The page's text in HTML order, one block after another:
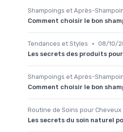
Shampoings et Après-
Comment choisir le bon
Tendances et Styles • 08/10/
Les secrets des produits
Shampoings et Après-
Comment choisir le bon
Routine de Soins pour Cheveux
Les secrets du soin naturel